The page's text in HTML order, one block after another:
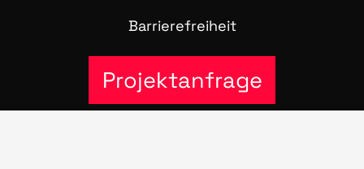
Bar­rie­re­frei­heit
Projektanfrage